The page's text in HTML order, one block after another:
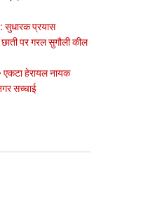
सुधारक प्रयास
पर गरल सुगौली कील
एकटा हेरायल नायक
सच्‍चाई